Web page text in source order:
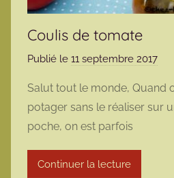
Coulis de tomate
Publié le 11 septembre 2017
r
m
Salut tout le monde, Quand
potager sans le réaliser sur
poche, on est parfois
Continuer la lecture